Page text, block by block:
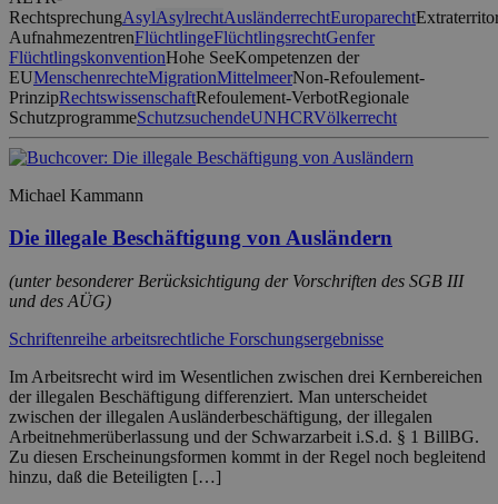
RechtsprechungAsylAsylrechtAusländerrechtEuroparecht
AufnahmezentrenFlüchtlingeFlüchtlingsrechtGenfer
FlüchtlingskonventionHohe SeeKompetenzen der
EUMenschenrechteMigrationMittelmeerNon-Refoulement-
PrinzipRechtswissenschaftRefoulement-VerbotRegionale
SchutzprogrammeSchutzsuchendeUNHCRVölkerrecht
Michael Kammann
Die illegale Beschäftigung von Ausländern
(unter besonderer Berücksichtigung der Vorschriften des SGB III
und des AÜG)
Schriftenreihe arbeitsrechtliche Forschungsergebnisse
Im Arbeitsrecht wird im Wesentlichen zwischen drei Kernbereichen
der illegalen Beschäftigung differenziert. Man unterscheidet
zwischen der illegalen Ausländerbeschäftigung, der illegalen
Arbeitnehmerüberlassung und der Schwarzarbeit i.S.d. § 1 BillBG.
Zu diesen Erscheinungsformen kommt in der Regel noch begleitend
hinzu, daß die Beteiligten […]